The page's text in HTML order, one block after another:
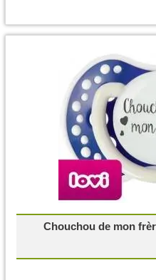
Chouchou de mon